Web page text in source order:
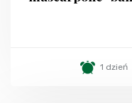
1 dzień